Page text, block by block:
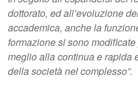
dottorato, ed all’evoluzione
accademica, anche la
formazione si sono
meglio alla continua e rapida
della società nel complesso”.